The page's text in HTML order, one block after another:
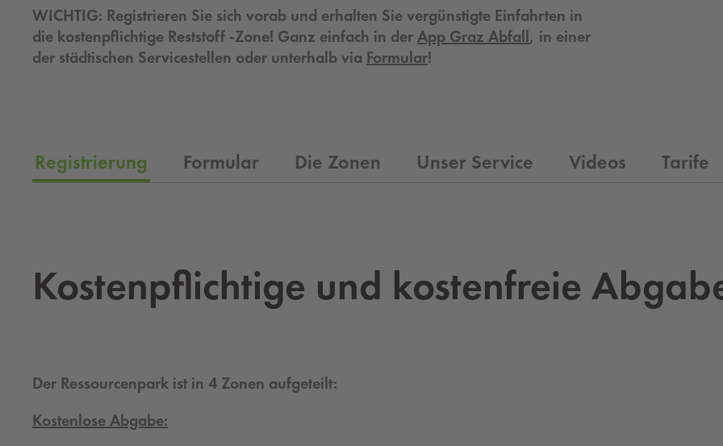
WICHTIG: Registrieren Sie sich vorab und erhalten Sie vergünstigte Einfahrten in
die kostenpflichtige Reststoff -Zone! Ganz einfach in derApp Graz Abfall, in einer
der städtischen Servicestellen oder unterhalb via Formular!
Registrierung Formular Die Zonen Unser Service Videos Tarife
Kos­ten­pflich­ti­ge und kos­ten­freie
Der Ressourcenpark ist in 4 Zonen aufgeteilt:
Kostenlose Abgabe: